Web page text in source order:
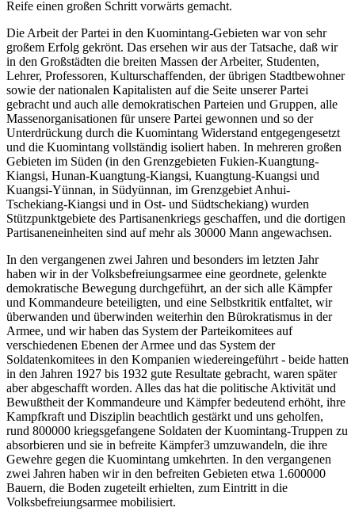
Reife einen großen Schritt vorwärts gemacht.
Die Arbeit der Partei in den Kuomintang-Gebieten war von sehr
großem Erfolg gekrönt. Das ersehen wir aus der Tatsache, daß wir
in den Großstädten die breiten Massen der Arbeiter, Studenten,
Lehrer, Professoren, Kulturschaffenden, der übrigen Stadtbewohner
sowie der nationalen Kapitalisten auf die Seite unserer Partei
gebracht und auch alle demokratischen Parteien und Gruppen, alle
Massenorganisationen für unsere Partei gewonnen und so der
Unterdrückung durch die Kuomintang Widerstand entgegengesetzt
und die Kuomintang vollständig isoliert haben. In mehreren großen
Gebieten im Süden (in den Grenzgebieten Fukien-Kuangtung-
Kiangsi, Hunan-Kuangtung-Kiangsi, Kuangtung-Kuangsi und
Kuangsi-Yünnan, in Südyünnan, im Grenzgebiet Anhui-
Tschekiang-Kiangsi und in Ost- und Südtschekiang) wurden
Stützpunktgebiete des Partisanenkriegs geschaffen, und die dortigen
Partisaneneinheiten sind auf mehr als 30000 Mann angewachsen.
In den vergangenen zwei Jahren und besonders im letzten Jahr
haben wir in der Volksbefreiungsarmee eine geordnete, gelenkte
demokratische Bewegung durchgeführt, an der sich alle Kämpfer
und Kommandeure beteiligten, und eine Selbstkritik entfaltet, wir
überwanden und überwinden weiterhin den Bürokratismus in der
Armee, und wir haben das System der Parteikomitees auf
verschiedenen Ebenen der Armee und das System der
Soldatenkomitees in den Kompanien wiedereingeführt - beide hatten
in den Jahren 1927 bis 1932 gute Resultate gebracht, waren später
aber abgeschafft worden. Alles das hat die politische Aktivität und
Bewußtheit der Kommandeure und Kämpfer bedeutend erhöht, ihre
Kampfkraft und Disziplin beachtlich gestärkt und uns geholfen,
rund 800000 kriegsgefangene Soldaten der Kuomintang-Truppen zu
absorbieren und sie in befreite Kämpfer3 umzuwandeln, die ihre
Gewehre gegen die Kuomintang umkehrten. In den vergangenen
zwei Jahren haben wir in den befreiten Gebieten etwa 1.600000
Bauern, die Boden zugeteilt erhielten, zum Eintritt in die
Volksbefreiungsarmee mobilisiert.